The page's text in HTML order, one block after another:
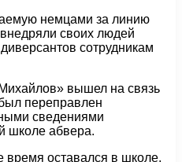
немцами за линию
своих людей
сотрудникам
вышел на связь
переправлен
сведениями
школе абвера.
время оставался в школе,